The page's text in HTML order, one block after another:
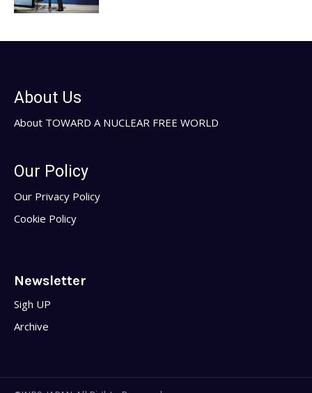
About Us
About TOWARD A NUCLEAR FREE WORLD
Our Policy
Our Privacy Policy
Cookie Policy
Newsletter
Sigh UP
Archive